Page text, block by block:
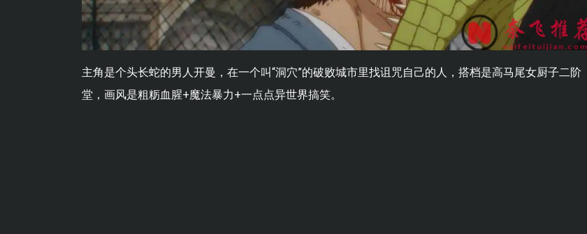
主角是个头长蛇的男人开曼，在一个叫“洞穴”的破败城市里找诅咒自己的人，搭档是高马尾女厨子二阶
堂，画风是粗粝血腥+魔法暴力+一点点异世界搞笑。